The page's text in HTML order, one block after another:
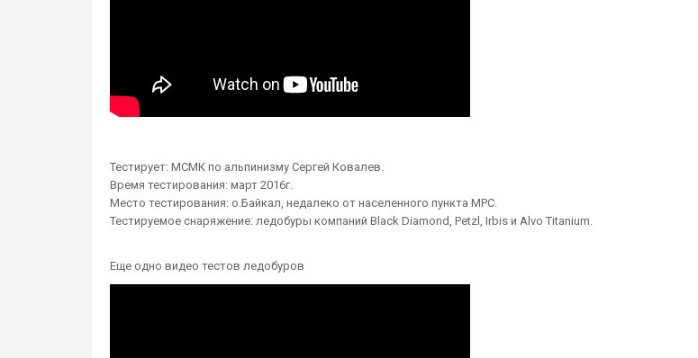
Тестирует: МСМК по альпинизму Сергей Ковалев.
Время тестирования: март 2016г.
Место тестирования: о.Байкал, недалеко от населенного пункта МРС.
Тестируемое снаряжение: ледобуры компаний Black Diamond, Petzl, Irbis и Alvo Titanium.
Еще одно видео тестов ледобуров